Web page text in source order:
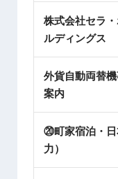
株式会社セラ
ルディングス
外貨自動両替
案内
⑳町家宿泊・日
力）